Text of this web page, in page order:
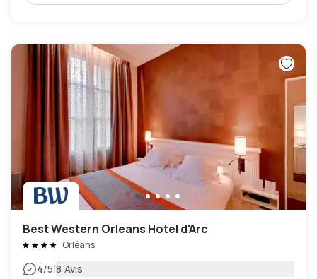
Best Western Orleans Hotel d'Arc
Orléans
4/5|8 Avis